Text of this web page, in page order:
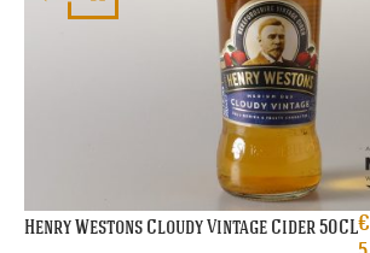
Henry Westons Cloudy Vintage Cider 50CL€